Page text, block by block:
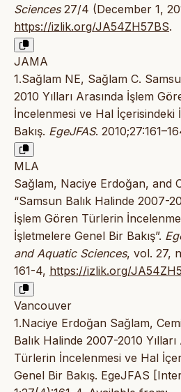
Sciences27/4 (December 1,
https://izlik.org/JA54ZH57BS.
JAMA
1.Sağlam NE, Sağlam C.
2010 Yılları Arasında İşlem
İncelenmesi ve Hal İçerisindeki
Bakış. EgeJFAS.
MLA
Sağlam, Naciye Erdoğan, and
“Samsun Balık Halinde 2007-
İşlem Gören Türlerin
İşletmelere Genel Bir Bakış”.
and Aquatic Sciences, vol. 27,
161-4, https://izlik.org/
Vancouver
1.Naciye Erdoğan Sağlam,
Balık Halinde 2007-2010
Türlerin İncelenmesi ve Hal
Genel Bir Bakış. EgeJFAS